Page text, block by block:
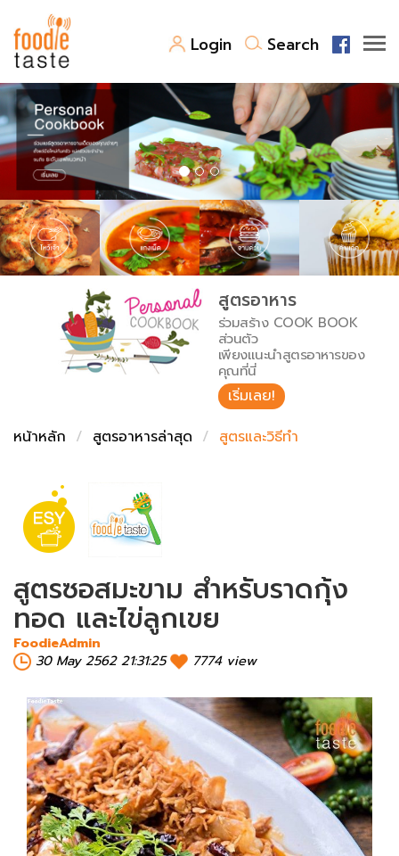
Login Search
สูตรอาหาร
สูตรอาหารล่าสุด
Top Foodie
พาไปชิม
สารพันก้นครัว
เคล็ดลับน่ารู้
เปรียบเทียบหน่วยการตวง
เปรียบเทียบอุณหภูมิ
เปรียบเทียบน้ำหนักวัตถุดิบ
FoodPedia
สร้าง Cookbook
สูตรอาหาร
ร่วมสร้าง COOK BOOK
ส่วนตัว
เพียงแนะนำสูตรอาหารของ
คุณที่นี่
เริ่มเลย!
หน้าหลัก
สูตรอาหารล่าสุด สูตรและวิธีทำ
สูตรซอสมะขาม สำหรับราดกุ้ง
ทอด และไข่ลูกเขย
FoodieAdmin
30 May 2562 21:31:25
7774 view